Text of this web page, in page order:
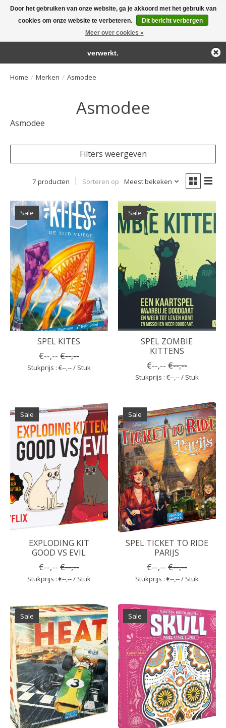
Large selection of products and fast shipping!
Home / Merken / Asmodee
Asmodee
Asmodee
Filters weergeven
7 producten Sorteren op Meest bekeken
Sale
SPEL KITES
€--,-- €--,--
Stukprijs : €--,-- / Stuk
Sale
SPEL ZOMBIE
KITTENS
€--,-- €--,--
Stukprijs : €--,-- / Stuk
Sale
EXPLODING KIT
GOOD VS EVIL
€--,-- €--,--
Stukprijs : €--,-- / Stuk
Sale
SPEL TICKET TO RIDE
PARIJS
€--,-- €--,--
Stukprijs : €--,-- / Stuk
Sale Sale
Door het gebruiken van onze website, ga je akkoord met het gebruik van
cookies om onze website te verbeteren.
Dit bericht verbergen
Meer over cookies »
← Keer terug naar de backofficeDeze winkel is in aanbouw.
Eventueel geplaatste orders zullen niet worden gehonoreerd of
verwerkt.